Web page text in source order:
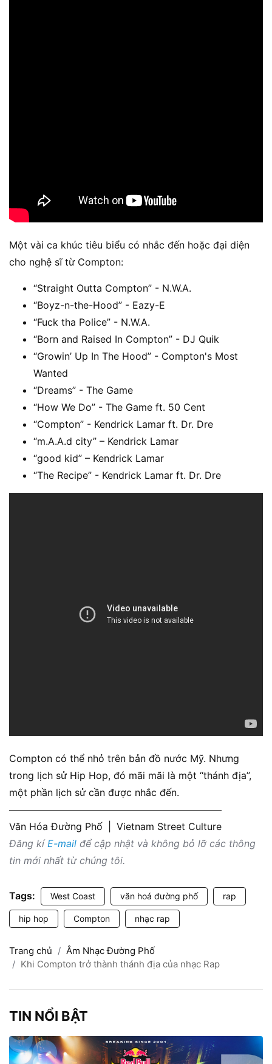
Một vài ca khúc tiêu biểu có nhắc đến hoặc đại diện
cho nghệ sĩ từ Compton:
“Straight Outta Compton” - N.W.A.
“Boyz-n-the-Hood” - Eazy-E
“Fuck tha Police” - N.W.A.
“Born and Raised In Compton” - DJ Quik
“Growin’ Up In The Hood” - Compton's Most
Wanted
“Dreams” - The Game
“How We Do” - The Game ft. 50 Cent
“Compton” - Kendrick Lamar ft. Dr. Dre
“m.A.A.d city” – Kendrick Lamar
“good kid” – Kendrick Lamar
“The Recipe” - Kendrick Lamar ft. Dr. Dre
Compton có thể nhỏ trên bản đồ nước Mỹ. Nhưng
trong lịch sử Hip Hop, đó mãi mãi là một “thánh địa”,
một phần lịch sử cần được nhắc đến.
Văn Hóa Đường Phố
Vietnam Street Culture
Đăng kíE-mail để cập nhật và không bỏ lỡ các thông
tin mới nhất từ chúng tôi.
Tags: West Coast văn hoá đường phố rap
hip hop Compton nhạc rap
Trang chủ
Âm Nhạc Đường Phố
Khi Compton trở thành thánh địa của nhạc Rap
TIN NỔI BẬT